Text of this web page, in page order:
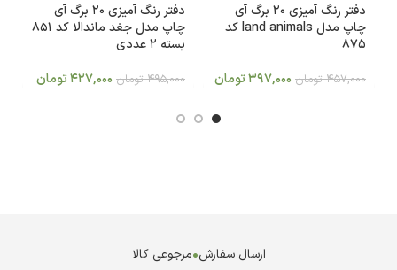
دفتر رنگ آمیزی 20 برگ آی
چاپ مدل land animals کد
875
457,000 تومان 397,000تومان
دفتر رنگ آمیزی 20 برگ آی
چاپ مدل جغد ماندالا کد 851
بسته 2 عددی
495,000 تومان 427,000تومان
ارسال سفارش•مرجوعی کالا